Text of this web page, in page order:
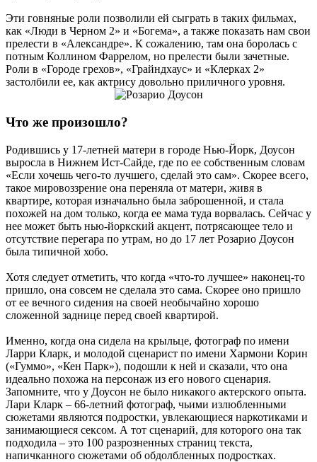
Эти говняные роли позволили ей сыграть в таких фильмах,
как «Люди в Черном 2» и «Богема», а также показать нам свои
прелести в «Александре». К сожалению, там она боролась с
потным Коллином Фаррелом, но прелести были зачетные.
Роли в «Городе грехов», «Грайндхаус» и «Клерках 2»
застолбили ее, как актрису довольно приличного уровня.
Что же произошло?
Родившись у 17-летней матери в городе Нью-Йорк, Доусон
выросла в Нижнем Ист-Сайде, где по ее собственным словам
«Если хочешь чего-то лучшего, сделай это сам». Скорее всего,
такое мировоззрение она переняла от матери, живя в
квартире, которая изначально была заброшенной, и стала
похожей на дом только, когда ее мама туда ворвалась. Сейчас у
нее может быть нью-йоркский акцент, потрясающее тело и
отсутствие перегара по утрам, но до 17 лет Розарио Доусон
была типичной хобо.
Хотя следует отметить, что когда «что-то лучшее» наконец-то
пришло, она совсем не сделала это сама. Скорее оно пришло
от ее вечного сидения на своей необычайно хорошо
сложенной заднице перед своей квартирой.
Именно, когда она сидела на крыльце, фотограф по имени
Ларри Кларк, и молодой сценарист по имени Хармони Корин
(«Гуммо», «Кен Парк»), подошли к ней и сказали, что она
идеально похожа на персонаж из его нового сценария.
Запомните, что у Доусон не было никакого актерского опыта.
Лари Кларк – 66-летний фотограф, чьими излюбленными
сюжетами являются подростки, увлекающиеся наркотиками и
занимающиеся сексом. А тот сценарий, для которого она так
подходила – это 100 разрозненных страниц текста,
напичканного сюжетами об обдолбленных подростках.